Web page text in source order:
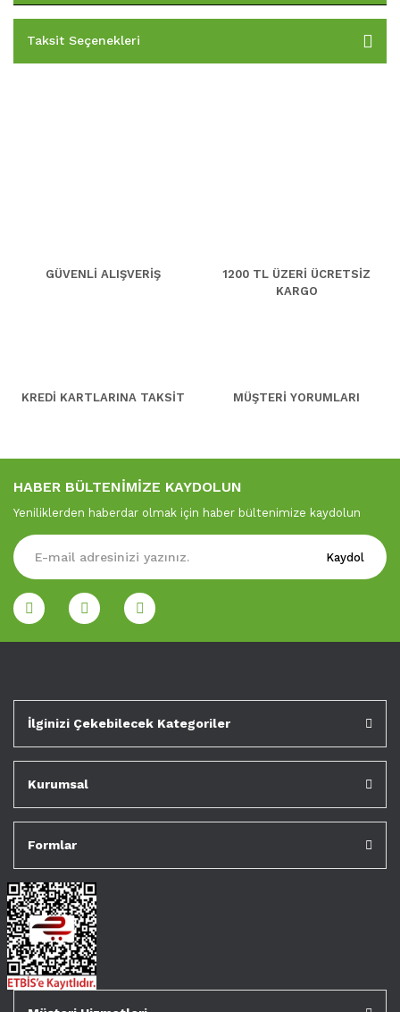
Taksit Seçenekleri
GÜVENLİ ALIŞVERİŞ
1200 TL ÜZERİ ÜCRETSİZ
KARGO
KREDİ KARTLARINA TAKSİT MÜŞTERİ YORUMLARI
HABER BÜLTENİMİZE KAYDOLUN
Yeniliklerden haberdar olmak için haber bültenimize kaydolun
Kaydol
İlginizi Çekebilecek Kategoriler
Kurumsal
Formlar